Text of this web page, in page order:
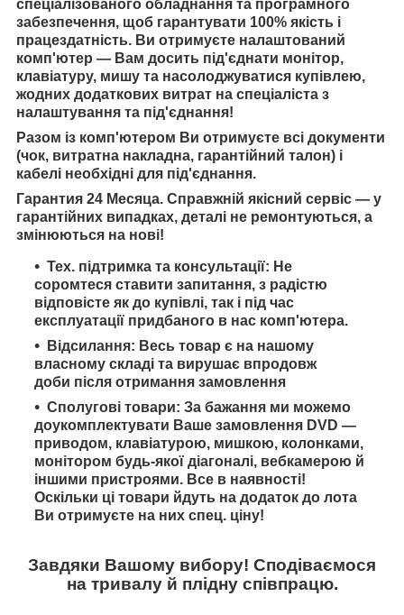
спеціалізованого обладнання та програмного
забезпечення, щоб гарантувати 100% якість і
працездатність. Ви отримуєте налаштований
комп'ютер — Вам досить під'єднати монітор,
клавіатуру, мишу та насолоджуватися купівлею,
жодних додаткових витрат на спеціаліста з
налаштування та під'єднання!
Разом із комп'ютером Ви отримуєте всі документи
(чок, витратна накладна, гарантійний талон) і
кабелі необхідні для під'єднання.
Гарантия 24 Месяца. Справжній якісний сервіс — у
гарантійних випадках, деталі не ремонтуються, а
змінюються на нові!
Тех. підтримка та консультації: Не
соромтеся ставити запитання, з радістю
відповісте як до купівлі, так і під час
експлуатації придбаного в нас комп'ютера.
Відсилання: Весь товар є на нашому
власному складі та вирушає впродовж
доби після отримання замовлення
Сполугові товари: За бажання ми можемо
доукомплектувати Ваше замовлення DVD —
приводом, клавіатурою, мишкою, колонками,
монітором будь-якої діагоналі, вебкамерою й
іншими пристроями. Все в наявності!
Оскільки ці товари йдуть на додаток до лота
Ви отримуєте на них спец. ціну!
Завдяки Вашому вибору! Сподіваємося
на тривалу й плідну співпрацю.